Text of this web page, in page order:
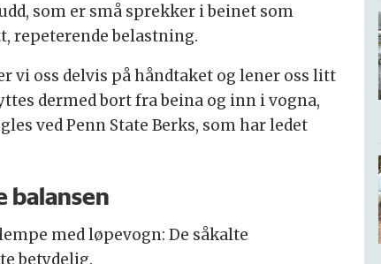
som er små sprekker i beinet som
repeterende belastning.
vi oss delvis på håndtaket og lener oss litt
dermed bort fra beina og inn i vogna,
ved Penn State Berks, som har ledet
balansen
med løpevogn: De såkalte
betydelig.